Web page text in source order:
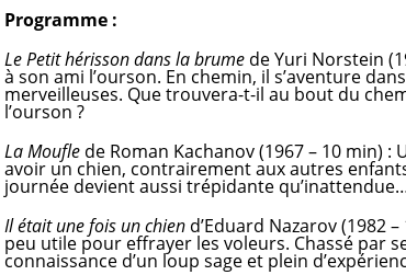
Programme :
Le Petit hérisson dans la brume de Yuri Norstein
à son ami l’ourson. En chemin, il s’aventure
merveilleuses. Que trouvera-t-il au bout du
l’ourson ?
La Moufle de Roman Kachanov (1967 – 10 min)
avoir un chien, contrairement aux autres
journée devient aussi trépidante
Il était une fois un chien d’Eduard Nazarov (1982
peu utile pour effrayer les voleurs. Chassé par
connaissance d’un loup sage et plein